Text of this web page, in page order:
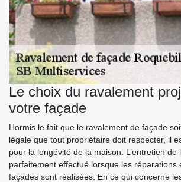
Le choix du ravalement
votre façade
Hormis le fait que le ravalement de façade
légale que tout propriétaire doit respecter, il
pour la longévité de la maison. L’entretien de
parfaitement effectué lorsque les réparations
façades sont réalisées. En ce qui concerne